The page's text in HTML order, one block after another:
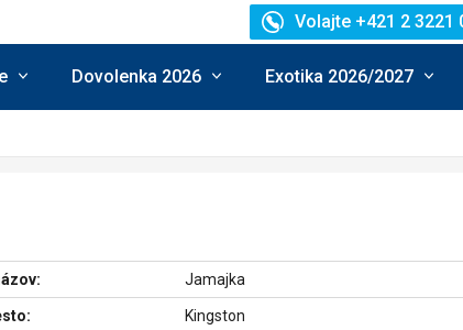
Volajte +421 2 3221
Dovolenka 2026 Exotika 2026/2027
Jamajka
Kingston